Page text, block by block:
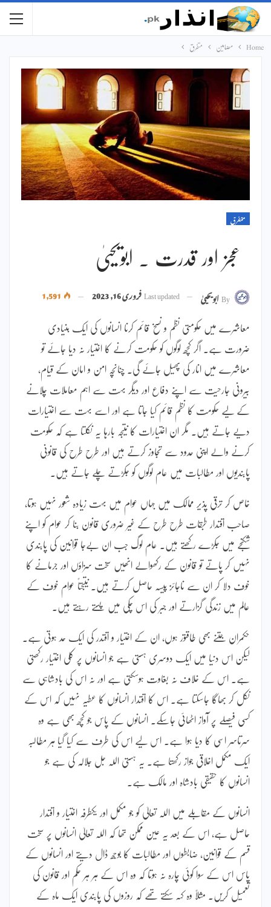
Home مضامین متفرق
متفرق
عجز اور قدرت ۔ ابویحییٰ
Byابویحییٰ Last updatedفروری 16, 2023
معاشرے میں حکومتی نظم و نسخ قائم کرنا انسانوں کی ایک بنیادی
ضرورت ہے۔ اگر کچھ لوگوں کو حکومت کرنے کا اختیار نہ دیا جائے تو
معاشرے میں انار کی پھیل جائے گی۔ چنانچہ امن و امان کے قیام،
بیرونی جارحیت سے اپنے دفاع اور دیگر بہت سے اہم معاملات چلانے
کے لیے حکومت کا نظم قائم کیا جاتا ہے اور اسے بہت سے اختیارات
دیے جاتے ہیں۔ مگر ان اختیارات کا نتیجہ بارہا یہ نکلتا ہے کہ حکومت
کرنے والے اپنی حدود سے تجاوز کرتے ہیں اور طرح طرح کی قانونی
پابندیوں اور مطالبات میں عام لوگوں کو جکڑتے چلے جاتے ہیں۔
خاص کر ترقی پذیر ممالک میں جہاں عوام میں بہت زیادہ شعور نہیں ہوتا،
صاحب اقتدار طبقات طرح طرح کے غیر ضروری قانون بنا کر عوام کو اپنے
شکنجے میں جکڑے رکھتے ہیں۔ عام لوگ جب ان بےجا قوانین کی پابندی
نہیں کر پاتے تو قانون کے رکھوالے انھیں سخت سزاؤں اور جرمانے کا
خوف دلا کر ان سے ناجائز پیسہ حاصل کرتے ہیں۔ نتیجتاً عوام خوف کے
عالم میں زندگی گزارتے اور جبر کی اس چکی میں پستے رہتے ہیں۔
حکمران جتنے بھی طاقتور ہوں، ان کے اختیار و اقتدر کی ایک حد ہوتی ہے۔
لیکن اس دنیا میں ایک دوسری ہستی ہے جو انسانوں پر کلی اختیار رکھتی
ہے۔ اس کے خلاف نہ بغاوت ہوسکتی ہے اور نہ اس کی بادشاہی سے
نکل کر بھاگا جاسکتا ہے۔ اس کا اقتدار انسانوں کا عطیہ نہیں کہ اس کے
کسی فیصلے پر آواز اٹھائی جاسکے۔ انسانوں کے پاس جو کچھ بھی ہے وہ
سرتاسر اسی کا دیا ہوا ہے۔ اس لیے اس کی طرف سے کیا گیا ہر مطالبہ
ایک مکمل اخلاقی جواز رکھتا ہے۔ یہ ہستی اللہ جل جلالہ کی ہے جو
انسانوں کا حقیقی بادشاہ اور مالک ہے۔
انسانوں کے مقابلے میں اللہ تعالیٰ کو جو مکمل اور یکطرفہ اختیار و اقتدار
حاصل ہے، اس کے بعد یہ عین ممکن تھا کہ اللہ تعالیٰ انسانوں پر سخت
قسم کے قوانین، ضابطوں اور مطالبات کا بوجھ ڈال دیتے اور انسانوں کے
پاس اس کے سوا کوئی چارہ نہ ہوتا کہ وہ اس کے ہر ہر حکم اور قانون کی
تعمیل کریں۔ مثلاً وہ کہہ سکتے تھے کہ روزوں کی پابندی ایک ماہ کے